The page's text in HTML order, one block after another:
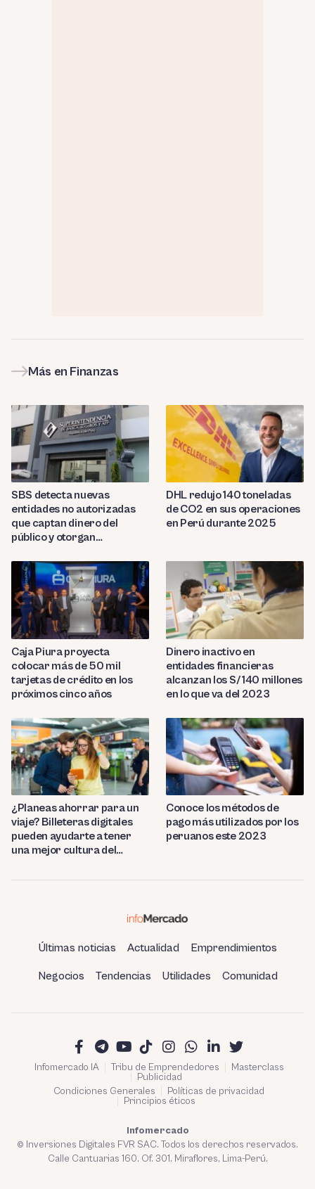
Más en Finanzas
SBS detecta nuevas
entidades no autorizadas
que captan dinero del
público y otorgan
DHL redujo 140 toneladas
de CO2 en sus operaciones
en Perú durante 2025
Caja Piura proyecta
colocar más de 50 mil
tarjetas de crédito en los
próximos cinco años
Dinero inactivo en
entidades financieras
alcanzan los S/ 140 millones
en lo que va del 2023
¿Planeas ahorrar para un
viaje? Billeteras digitales
pueden ayudarte a tener
una mejor cultura del
Conoce los métodos de
pago más utilizados por los
peruanos este 2023
Últimas noticias Actualidad Emprendimientos
Negocios Tendencias Utilidades Comunidad
Infomercado IA Tribu de Emprendedores
Masterclass
Publicidad
Condiciones Generales
Políticas de privacidad
Principios éticos
Infomercado
© Inversiones Digitales FVR SAC. Todos los derechos reservados.
Calle Cantuarias 160. Of. 301. Miraflores, Lima-Perú.